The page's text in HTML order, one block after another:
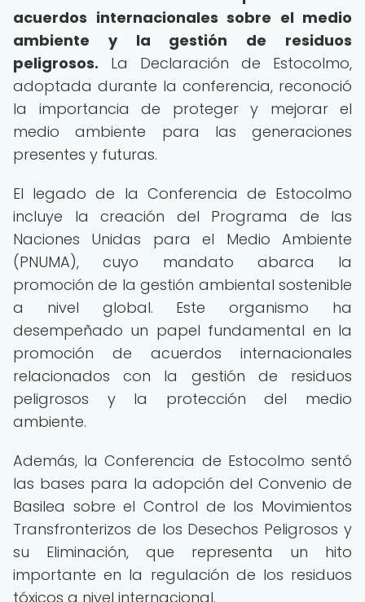
acuerdos internacionales sobre el medio
ambiente y la gestión de residuos
peligrosos. La Declaración de Estocolmo,
adoptada durante la conferencia, reconoció
la importancia de proteger y mejorar el
medio ambiente para las generaciones
presentes y futuras.
El legado de la Conferencia de Estocolmo
incluye la creación del Programa de las
Naciones Unidas para el Medio Ambiente
(PNUMA), cuyo mandato abarca la
promoción de la gestión ambiental sostenible
a nivel global. Este organismo ha
desempeñado un papel fundamental en la
promoción de acuerdos internacionales
relacionados con la gestión de residuos
peligrosos y la protección del medio
ambiente.
Además, la Conferencia de Estocolmo sentó
las bases para la adopción del Convenio de
Basilea sobre el Control de los Movimientos
Transfronterizos de los Desechos Peligrosos y
su Eliminación, que representa un hito
importante en la regulación de los residuos
tóxicos a nivel internacional.